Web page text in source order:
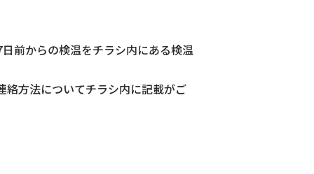
前からの検温をチラシ内にある検温
絡方法についてチラシ内に記載がご